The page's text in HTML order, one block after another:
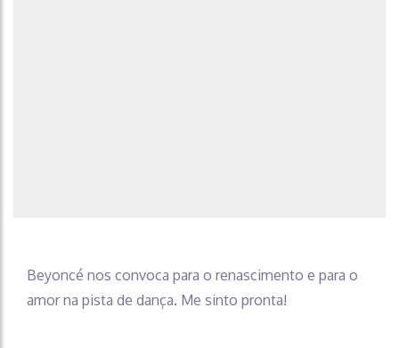
Beyoncé nos convoca para o renascimento e para o
amor na pista de dança. Me sinto pronta!